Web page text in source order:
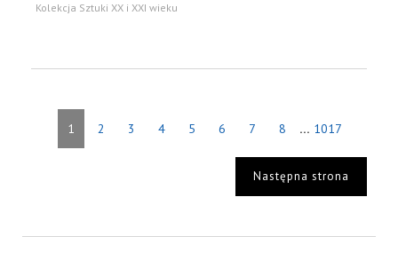
Kolekcja Sztuki XX i XXI wieku
1 2 3 4 5 6 7 8 ... 1017
Następna strona